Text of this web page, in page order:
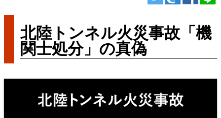
北陸トンネル火災事故「機
関士処分」の真偽